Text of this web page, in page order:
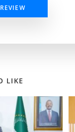
LIKE